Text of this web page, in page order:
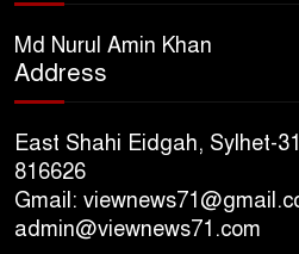
শহীদদের প্রতি গভীর শ্রদ্ধা নিবেদন
আধুনিক
Md Nurul Amin Khan
Address
East Shahi Eidgah, Sylhet-
816626
Gmail:
admin@viewnews71.com